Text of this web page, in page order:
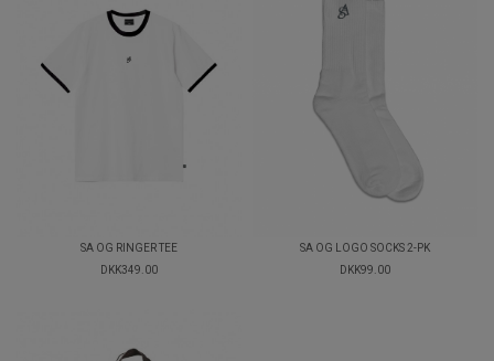
SA OG RINGER TEE
DKK349.00
SA OG LOGO SOCKS 2-PK
DKK99.00